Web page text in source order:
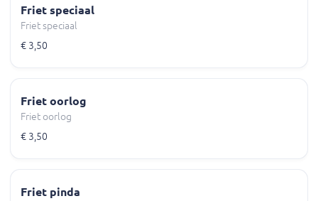
Friet speciaal
Friet speciaal
€ 3,50
Friet oorlog
Friet oorlog
€ 3,50
Friet pinda